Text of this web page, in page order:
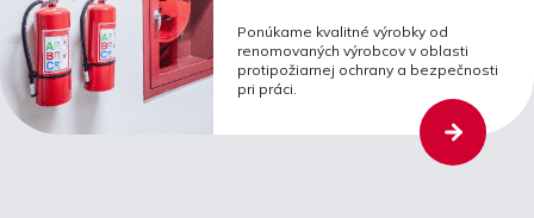
Ponúkame kvalitné výrobky od
renomovaných výrobcov v oblasti
protipožiarnej ochrany a bezpečnosti
pri práci.